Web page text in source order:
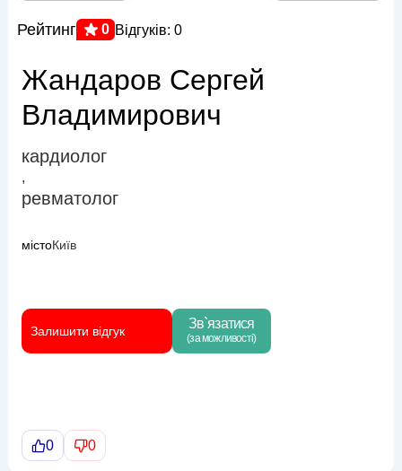
Рейтинг 0 Відгуків: 0
Жандаров Сергей
Владимирович
кардиолог
,
ревматолог
містоКиїв
Залишити відгук Зв`язатися
(за можливості)
0 0